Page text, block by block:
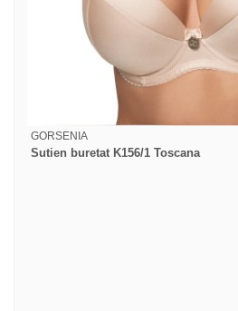
GORSENIA
Sutien buretat K156/1 Toscana